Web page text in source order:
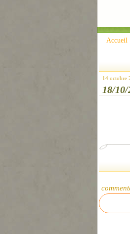
Accueil
14 octobre
18/